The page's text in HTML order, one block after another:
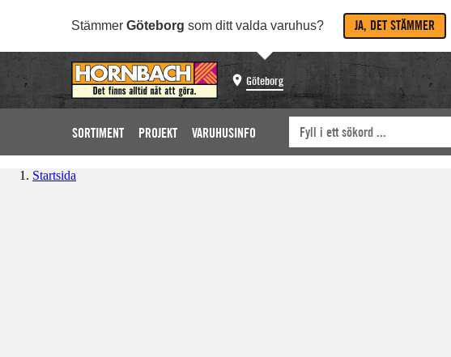
Stämmer Göteborg som ditt valda varuhus? JA, DET STÄMMER
Göteborg
SORTIMENT PROJEKT VARUHUSINFO
Startsida